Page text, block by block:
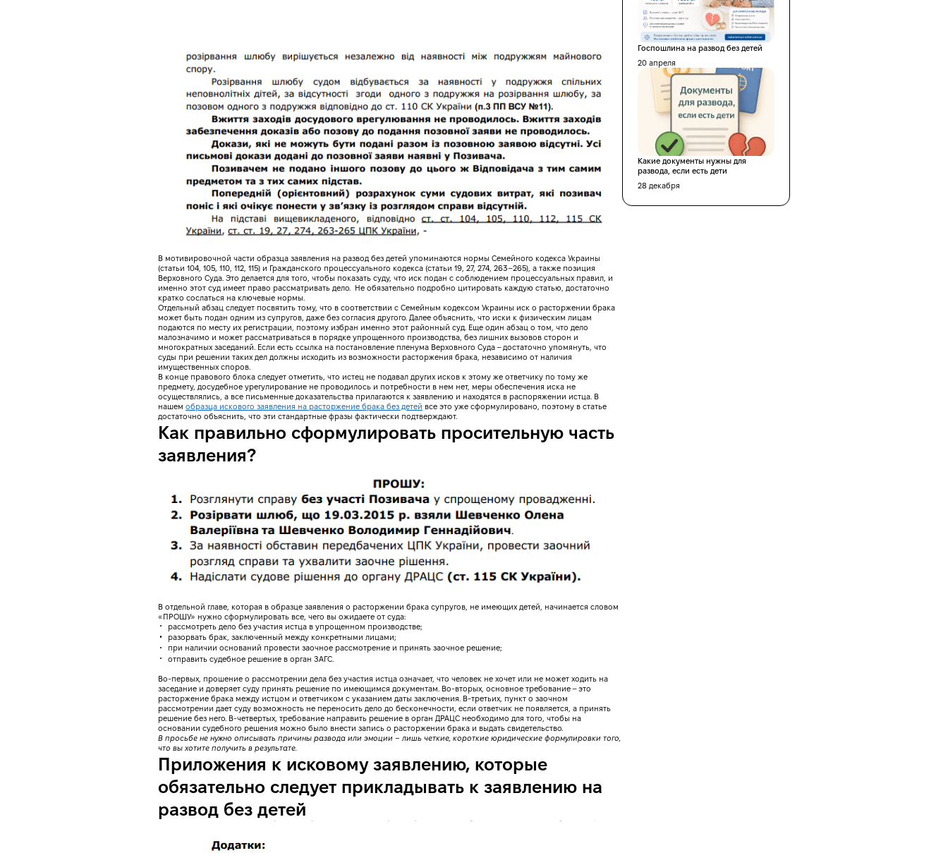
В мотивировочной части образца заявления на развод без детей упоминаются нормы Семейного кодекса Украины
(статьи 104, 105, 110, 112, 115) и Гражданского процессуального кодекса (статьи 19, 27, 274, 263–265), а также позиция
Верховного Суда. Это делается для того, чтобы показать суду, что иск подан с соблюдением процессуальных правил, и
именно этот суд имеет право рассматривать дело. Не обязательно подробно цитировать каждую статью, достаточно
кратко сослаться на ключевые нормы.
Отдельный абзац следует посвятить тому, что в соответствии с Семейным кодексом Украины иск о расторжении брака
может быть подан одним из супругов, даже без согласия другого. Далее объяснить, что иски к физическим лицам
подаются по месту их регистрации, поэтому избран именно этот районный суд. Еще один абзац о том, что дело
малозначимо и может рассматриваться в порядке упрощенного производства, без лишних вызовов сторон и
многократных заседаний. Если есть ссылка на постановление пленума Верховного Суда – достаточно упомянуть, что
суды при решении таких дел должны исходить из возможности расторжения брака, независимо от наличия
имущественных споров.
В конце правового блока следует отметить, что истец не подавал других исков к этому же ответчику по тому же
предмету, досудебное урегулирование не проводилось и потребности в нем нет, меры обеспечения иска не
осуществлялись, а все письменные доказательства прилагаются к заявлению и находятся в распоряжении истца. В
нашем образца искового заявления на расторжение брака без детей все это уже сформулировано, поэтому в статье
достаточно объяснить, что эти стандартные фразы фактически подтверждают.
Как правильно сформулировать просительную часть
заявления?
В отдельной главе, которая в образце заявления о расторжении брака супругов, не имеющих детей, начинается словом
«ПРОШУ» нужно сформулировать все, чего вы ожидаете от суда:
рассмотреть дело без участия истца в упрощенном производстве;
разорвать брак, заключенный между конкретными лицами;
при наличии оснований провести заочное рассмотрение и принять заочное решение;
отправить судебное решение в орган ЗАГС.
Во-первых, прошение о рассмотрении дела без участия истца означает, что человек не хочет или не может ходить на
заседание и доверяет суду принять решение по имеющимся документам. Во-вторых, основное требование – это
расторжение брака между истцом и ответчиком с указанием даты заключения. В-третьих, пункт о заочном
рассмотрении дает суду возможность не переносить дело до бесконечности, если ответчик не появляется, а принять
решение без него. В-четвертых, требование направить решение в орган ДРАЦС необходимо для того, чтобы на
основании судебного решения можно было внести запись о расторжении брака и выдать свидетельство.
В просьбе не нужно описывать причины развода или эмоции – лишь четкие, короткие юридические формулировки того,
что вы хотите получить в результате.
Приложения к исковому заявлению, которые
обязательно следует прикладывать к заявлению на
развод без детей
Госпошлина на развод без детей
20 апреля
Какие документы нужны для
развода, если есть дети
28 декабря